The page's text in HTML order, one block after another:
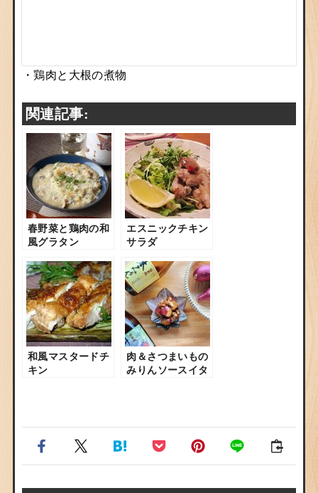
・鶏肉と大根の煮物
関連記事:
春野菜と鶏肉の和
風グラタン
エスニックチキン
サラダ
和風マスタードチ
キン
肉＆さつまいもの
みりんソースイタ